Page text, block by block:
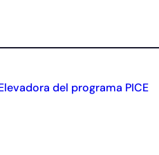
del programa PICE